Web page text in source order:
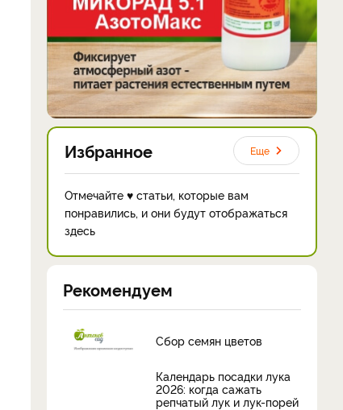
Избранное Еще
Отмечайте ♥ статьи, которые вам
понравились, и они будут отображаться
здесь
Рекомендуем
Сбор семян цветов
Календарь посадки лука
2026: когда сажать
репчатый лук и лук-порей